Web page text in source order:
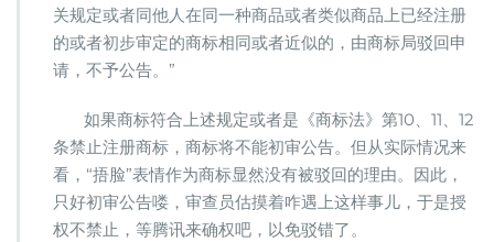
关规定或者同他人在同一种商品或者类似商品上已经注册
的或者初步审定的商标相同或者近似的，由商标局驳回申
请，不予公告。”
如果商标符合上述规定或者是《商标法》第10、11、12
条禁止注册商标，商标将不能初审公告。但从实际情况来
看，“捂脸”表情作为商标显然没有被驳回的理由。因此，
只好初审公告喽，审查员估摸着咋遇上这样事儿，于是授
权不禁止，等腾讯来确权吧，以免驳错了。